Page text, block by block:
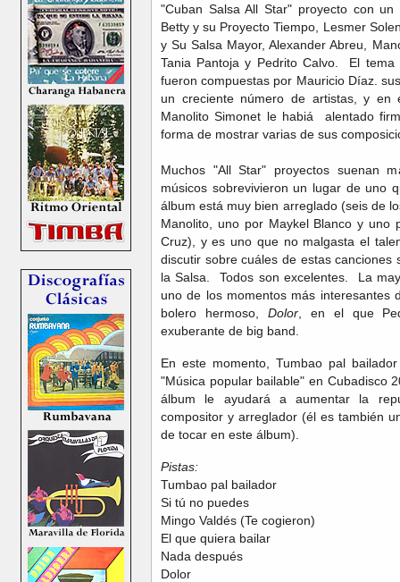
"Cuban Salsa All Star" proyecto con
Betty y su Proyecto Tiempo, Lesmer
y Su Salsa Mayor, Alexander Abreu,
Tania Pantoja y Pedrito Calvo. El
fueron compuestas por Mauricio Díaz.
un creciente número de artistas, y en
Manolito Simonet le habiá alentado
forma de mostrar varias de sus
Muchos "All Star" proyectos suenan
músicos sobrevivieron un lugar de uno
álbum está muy bien arreglado (seis de
Manolito, uno por Maykel Blanco y uno
Cruz), y es uno que no malgasta el
discutir sobre cuáles de estas
la Salsa. Todos son excelentes. La
uno de los momentos más interesantes
bolero hermoso, Dolor, en el que
exuberante de big band.
En este momento, Tumbao pal
"Música popular bailable" en Cubadisco
álbum le ayudará a aumentar la
compositor y arreglador (él es también
de tocar en este álbum).
Pistas:
Tumbao pal bailador
Si tú no puedes
Mingo Valdés (Te cogieron)
El que quiera bailar
Nada después
Dolor